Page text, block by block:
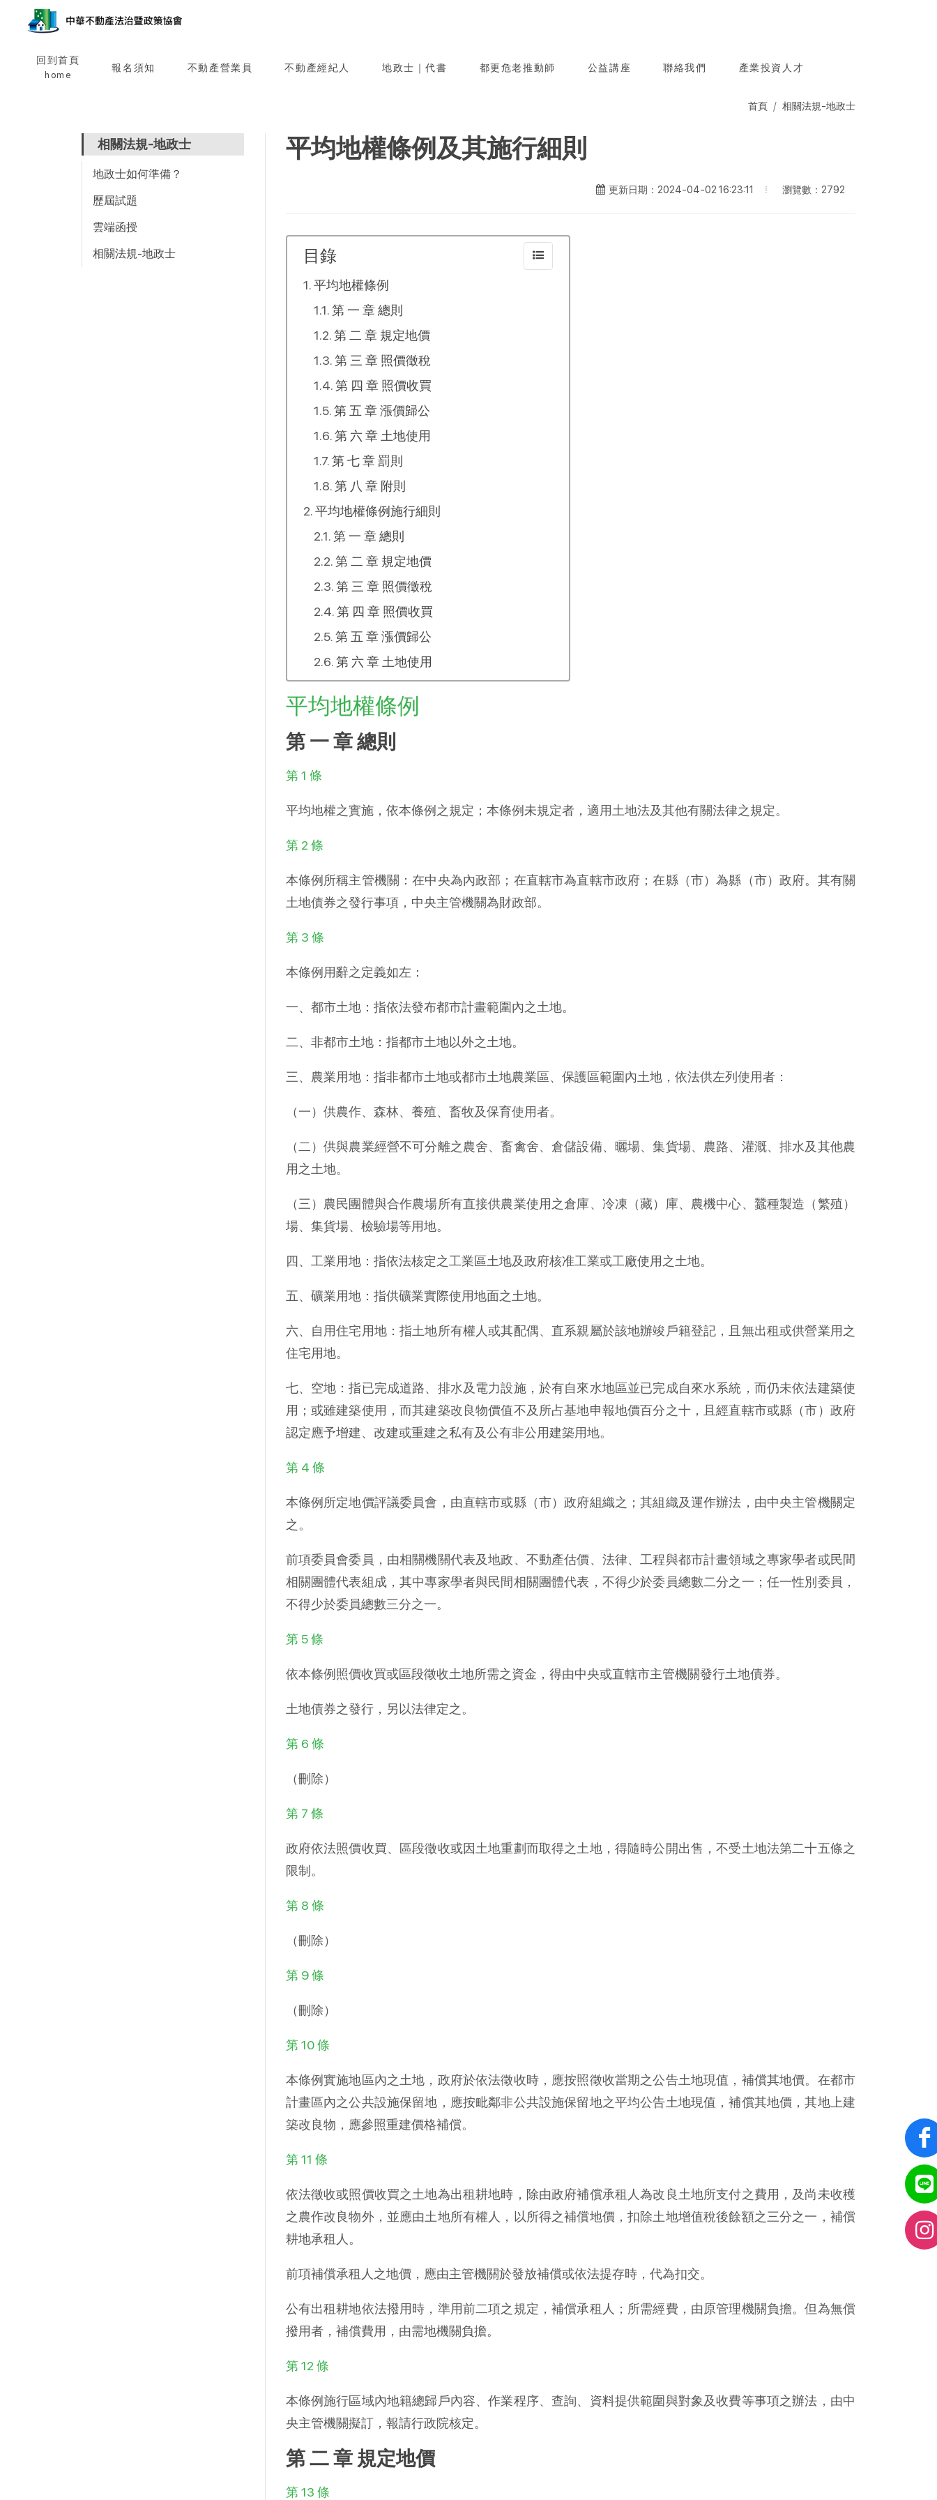
回到首頁
home
報名須知 不動產營業員 不動產經紀人 地政士｜代書 都更危老推動師 公益講座 聯絡我們 產業投資人才
首頁 相關法規-地政士
相關法規-地政士
地政士如何準備？
歷屆試題
雲端函授
相關法規-地政士
平均地權條例及其施行細則
更新日期：2024-04-02 16:23:11 瀏覽數：2792
目錄
平均地權條例
第 一 章 總則
第 二 章 規定地價
第 三 章 照價徵稅
第 四 章 照價收買
第 五 章 漲價歸公
第 六 章 土地使用
第 七 章 罰則
第 八 章 附則
平均地權條例施行細則
第 一 章 總則
第 二 章 規定地價
第 三 章 照價徵稅
第 四 章 照價收買
第 五 章 漲價歸公
第 六 章 土地使用
平均地權條例
第 一 章 總則
第 1 條
平均地權之實施，依本條例之規定；本條例未規定者，適用土地法及其他有關法律之規定。
第 2 條
本條例所稱主管機關：在中央為內政部；在直轄市為直轄市政府；在縣（市）為縣（市）政府。其有關
土地債券之發行事項，中央主管機關為財政部。
第 3 條
本條例用辭之定義如左：
一、都市土地：指依法發布都市計畫範圍內之土地。
二、非都市土地：指都市土地以外之土地。
三、農業用地：指非都市土地或都市土地農業區、保護區範圍內土地，依法供左列使用者：
（一）供農作、森林、養殖、畜牧及保育使用者。
（二）供與農業經營不可分離之農舍、畜禽舍、倉儲設備、曬場、集貨場、農路、灌溉、排水及其他農
用之土地。
（三）農民團體與合作農場所有直接供農業使用之倉庫、冷凍（藏）庫、農機中心、蠶種製造（繁殖）
場、集貨場、檢驗場等用地。
四、工業用地：指依法核定之工業區土地及政府核准工業或工廠使用之土地。
五、礦業用地：指供礦業實際使用地面之土地。
六、自用住宅用地：指土地所有權人或其配偶、直系親屬於該地辦竣戶籍登記，且無出租或供營業用之
住宅用地。
七、空地：指已完成道路、排水及電力設施，於有自來水地區並已完成自來水系統，而仍未依法建築使
用；或雖建築使用，而其建築改良物價值不及所占基地申報地價百分之十，且經直轄市或縣（市）政府
認定應予增建、改建或重建之私有及公有非公用建築用地。
第 4 條
本條例所定地價評議委員會，由直轄市或縣（市）政府組織之；其組織及運作辦法，由中央主管機關定
之。
前項委員會委員，由相關機關代表及地政、不動產估價、法律、工程與都市計畫領域之專家學者或民間
相關團體代表組成，其中專家學者與民間相關團體代表，不得少於委員總數二分之一；任一性別委員，
不得少於委員總數三分之一。
第 5 條
依本條例照價收買或區段徵收土地所需之資金，得由中央或直轄市主管機關發行土地債券。
土地債券之發行，另以法律定之。
第 6 條
（刪除）
第 7 條
政府依法照價收買、區段徵收或因土地重劃而取得之土地，得隨時公開出售，不受土地法第二十五條之
限制。
第 8 條
（刪除）
第 9 條
（刪除）
第 10 條
本條例實施地區內之土地，政府於依法徵收時，應按照徵收當期之公告土地現值，補償其地價。在都市
計畫區內之公共設施保留地，應按毗鄰非公共設施保留地之平均公告土地現值，補償其地價，其地上建
築改良物，應參照重建價格補償。
第 11 條
依法徵收或照價收買之土地為出租耕地時，除由政府補償承租人為改良土地所支付之費用，及尚未收穫
之農作改良物外，並應由土地所有權人，以所得之補償地價，扣除土地增值稅後餘額之三分之一，補償
耕地承租人。
前項補償承租人之地價，應由主管機關於發放補償或依法提存時，代為扣交。
公有出租耕地依法撥用時，準用前二項之規定，補償承租人；所需經費，由原管理機關負擔。但為無償
撥用者，補償費用，由需地機關負擔。
第 12 條
本條例施行區域內地籍總歸戶內容、作業程序、查詢、資料提供範圍與對象及收費等事項之辦法，由中
央主管機關擬訂，報請行政院核定。
第 二 章 規定地價
第 13 條